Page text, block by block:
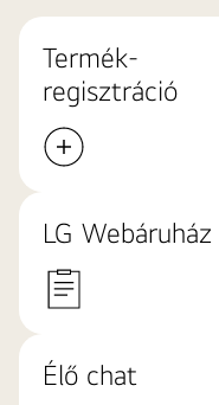
Termék-
regisztráció
LG Webáruház
Élő chat